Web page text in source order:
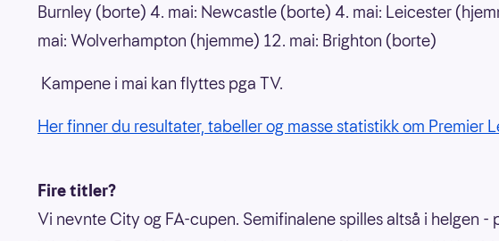
Burnley (borte) 4. mai: Newcastle (borte) 4. mai: Leicester
mai: Wolverhampton (hjemme) 12. mai: Brighton (borte)
Kampene i mai kan flyttes pga TV.
Her finner du resultater, tabeller og masse statistikk om Premier
Fire titler?
Vi nevnte City og FA-cupen. Semifinalene spilles altså i helgen -